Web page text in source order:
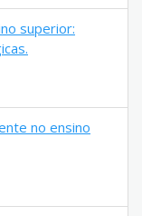
superior:
no ensino